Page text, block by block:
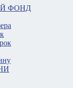
ФОНД